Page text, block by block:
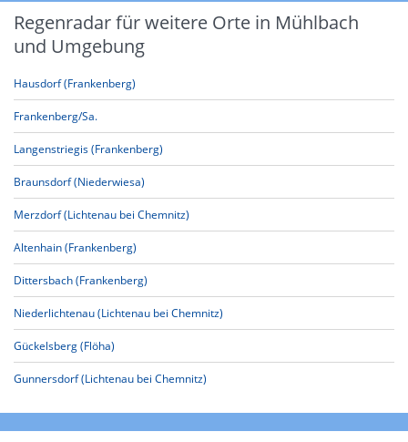
Regenradar für weitere Orte in Mühlbach
und Umgebung
Hausdorf (Frankenberg)
Frankenberg/Sa.
Langenstriegis (Frankenberg)
Braunsdorf (Niederwiesa)
Merzdorf (Lichtenau bei Chemnitz)
Altenhain (Frankenberg)
Dittersbach (Frankenberg)
Niederlichtenau (Lichtenau bei Chemnitz)
Gückelsberg (Flöha)
Gunnersdorf (Lichtenau bei Chemnitz)